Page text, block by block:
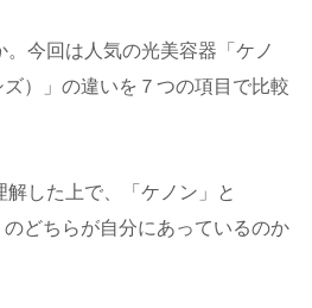
今回は人気の光美容器「ケノ
）」の違いを７つの項目で比較
した上で、「ケノン」と
のどちらが自分にあっているのか